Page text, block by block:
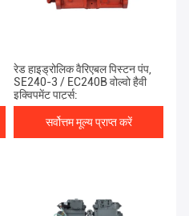
रेड हाइड्रोलिक वैरिएबल पिस्टन पंप,
SE240-3 / EC240B वोल्वो हैवी
इक्विपमेंट पार्ट्स:
सर्वोत्तम मूल्य प्राप्त करें